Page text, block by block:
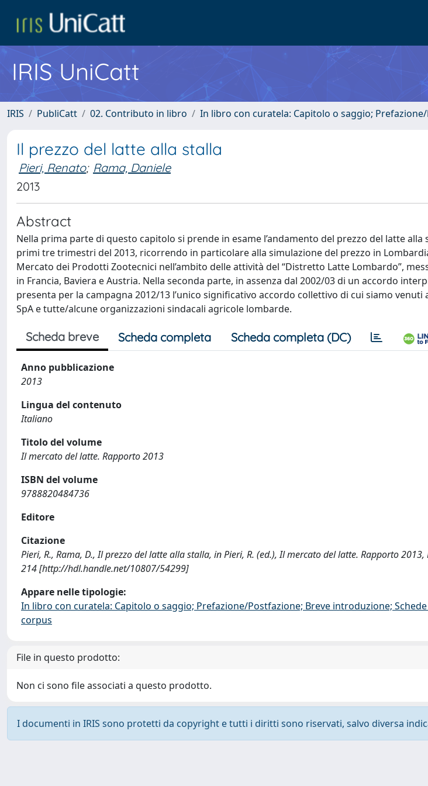
IRIS UniCatt
IRIS PubliCatt 02. Contributo in libro In libro con curatela: Capitolo o saggio;
Il prezzo del latte alla stalla
Pieri, Renato; Rama, Daniele
2013
Abstract
Nella prima parte di questo capitolo si prende in esame l’andamento del prezzo del latte alla
primi tre trimestri del 2013, ricorrendo in particolare alla simulazione del prezzo in
Mercato dei Prodotti Zootecnici nell’ambito delle attività del “Distretto Latte Lombardo”,
in Francia, Baviera e Austria. Nella seconda parte, in assenza dal 2002/03 di un accordo
presenta per la campagna 2012/13 l’unico significativo accordo collettivo di cui siamo
SpA e tutte/alcune organizzazioni sindacali agricole lombarde.
Scheda breve Scheda completa Scheda completa (DC)
Anno pubblicazione
2013
Lingua del contenuto
Italiano
Titolo del volume
Il mercato del latte. Rapporto 2013
ISBN del volume
9788820484736
Editore
Citazione
Pieri, R., Rama, D., Il prezzo del latte alla stalla, in Pieri, R. (ed.), Il mercato del latte. Rapporto
214 [http://hdl.handle.net/10807/54299]
Appare nelle tipologie:
In libro con curatela: Capitolo o saggio; Prefazione/Postfazione; Breve introduzione;
corpus
File in questo prodotto:
Non ci sono file associati a questo prodotto.
I documenti in IRIS sono protetti da copyright e tutti i diritti sono riservati, salvo diversa